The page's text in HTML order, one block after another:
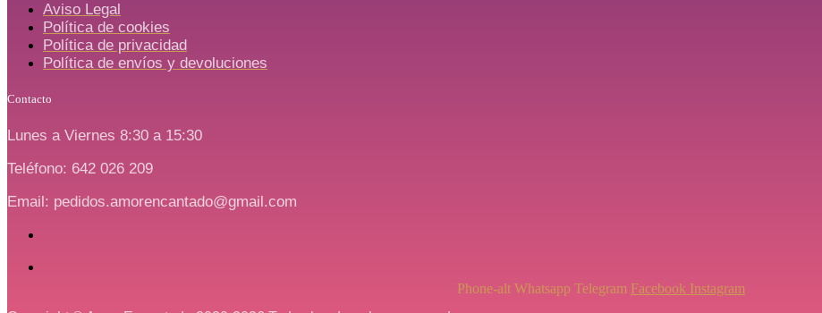
Aviso Legal
Política de cookies
Política de privacidad
Política de envíos y devoluciones
Contacto
Lunes a Viernes 8:30 a 15:30
Teléfono: 642 026 209
Email: pedidos.amorencantado@gmail.com
Phone-alt Whatsapp Telegram Facebook Instagram